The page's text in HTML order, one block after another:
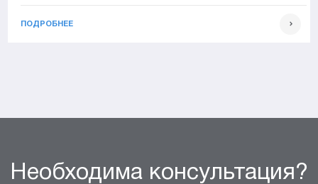
ПОДРОБНЕЕ
Необходима консультация?